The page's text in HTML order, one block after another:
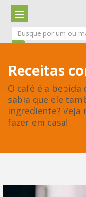
Receitas
O café é a
sabia que ele
ingrediente? Veja
fazer em casa!